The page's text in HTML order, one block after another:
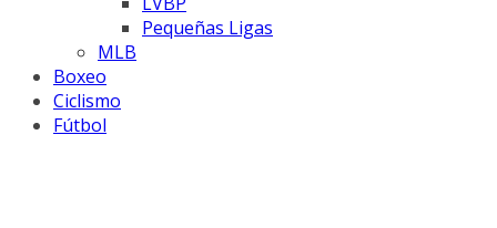
Pequeñas Ligas
MLB
Boxeo
Ciclismo
Fútbol